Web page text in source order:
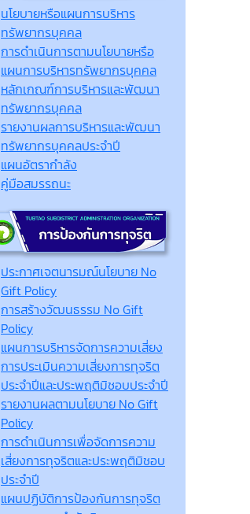
นโยบายหรือแผนการบริหาร
ทรัพยากรบุคคล
การดำเนินการตามนโยบายหรือ
แผนการบริหารทรัพยากรบุคคล
หลักเกณฑ์การบริหารและพัฒนา
ทรัพยากรบุคคล
รายงานผลการบริหารและพัฒนา
ทรัพยากรบุคคลประจำปี
แผนอัตรากำลัง
คู่มือสมรรถนะ
ประกาศเจตนารมณ์นโยบาย No
Gift Policy
การสร้างวัฒนธรรม No Gift
Policy
แผนการบริหารจัดการความเสี่ยง
การประเมินความเสี่ยงการทุจริต
ประจำปีและประพฤติมิชอบประจำปี
รายงานผลตามนโยบาย No Gift
Policy
การดำเนินการเพื่อจัดการความ
เสี่ยงการทุจริตและประพฤติมิชอบ
ประจำปี
แผนปฏิบัติการป้องกันการทุจริต